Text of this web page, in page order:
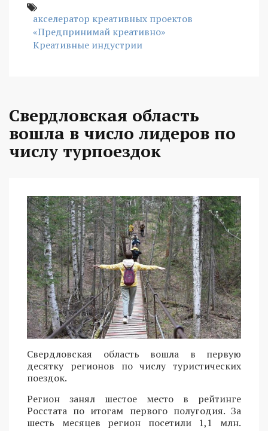
акселератор креативных проектов
«Предпринимай креативно»
Креативные индустрии
Свердловская область
вошла в число лидеров по
числу турпоездок
Свердловская область вошла в первую
десятку регионов по числу туристических
поездок.
Регион занял шестое место в рейтинге
Росстата по итогам первого полугодия. За
шесть месяцев регион посетили 1,1 млн.